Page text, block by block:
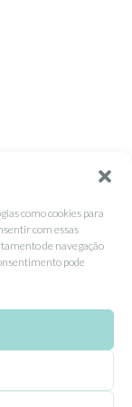
como cookies para
com essas
de navegação
pode